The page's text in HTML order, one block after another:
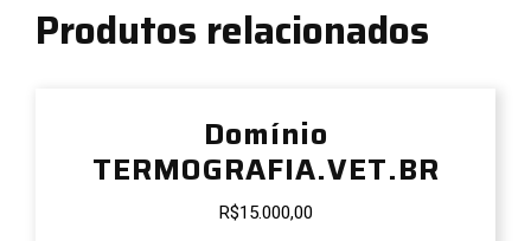
Produtos relacionados
Domínio
TERMOGRAFIA.VET.BR
R$15.000,00